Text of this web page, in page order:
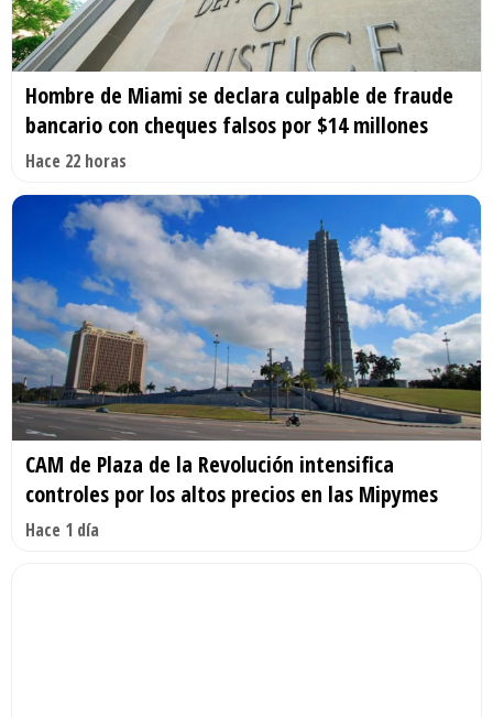
Hombre de Miami se declara culpable de fraude
bancario con cheques falsos por $14 millones
Hace 22 horas
CAM de Plaza de la Revolución intensifica
controles por los altos precios en las Mipymes
Hace 1 día